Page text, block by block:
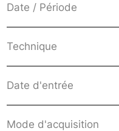
Date / Période
Technique
Date d'entrée
Mode d'acquisition